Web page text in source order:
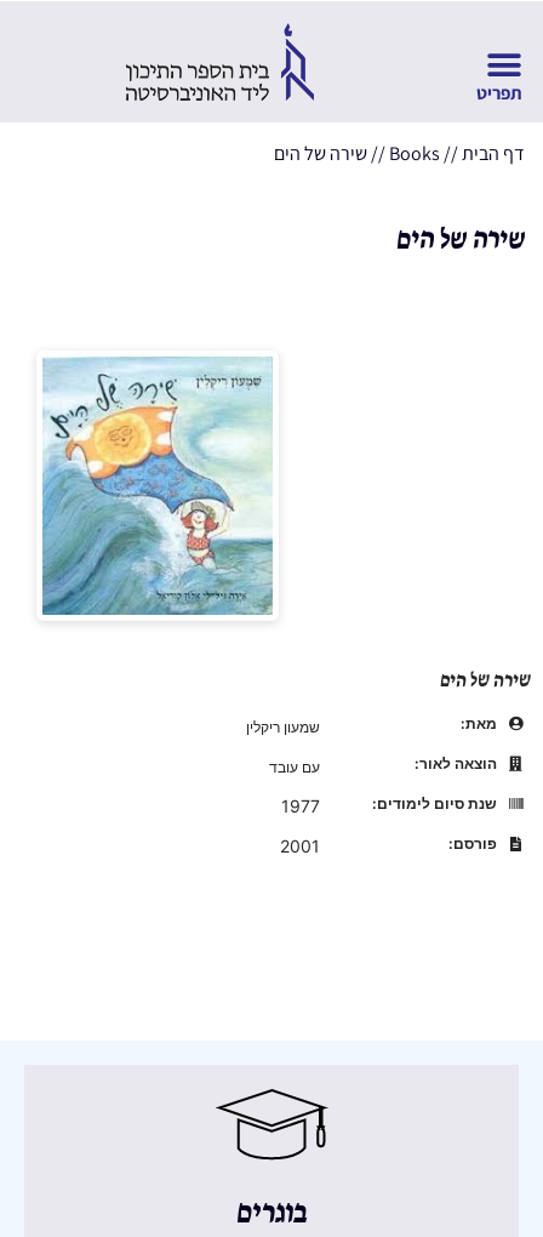
דף הבית//
Books
//שירה של הים
שירה של הים
שירה של הים
מאת:
שמעון ריקלין
הוצאה לאור:
עם עובד
שנת סיום לימודים:
1977
פורסם: 2001
בוגרים